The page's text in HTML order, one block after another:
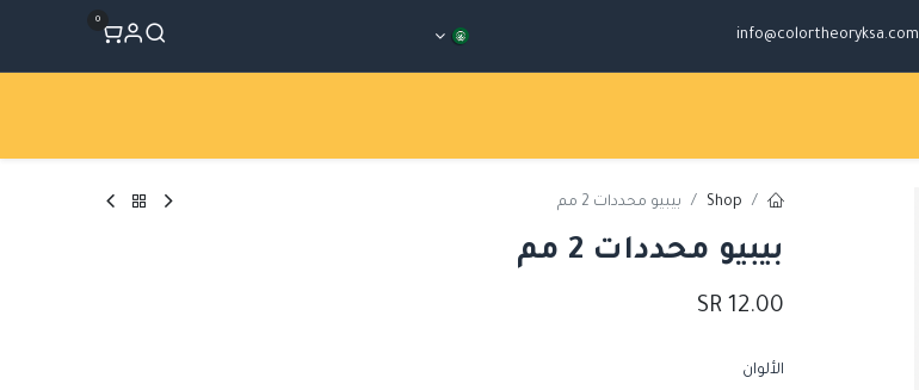
info@colortheoryksa.com
0
Shop بيبيو محددات 2 مم
بيبيو محددات 2 مم
12.00
الألوان